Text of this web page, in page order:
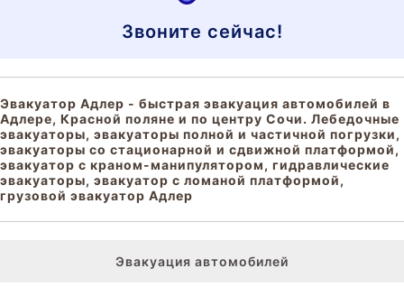
Звоните сейчас!
Эвакуатор Адлер - быстрая эвакуация автомобилей в
Адлере, Красной поляне и по центру Сочи. Лебедочные
эвакуаторы, эвакуаторы полной и частичной погрузки,
эвакуаторы со стационарной и сдвижной платформой,
эвакуатор с краном-манипулятором, гидравлические
эвакуаторы, эвакуатор с ломаной платформой,
грузовой эвакуатор Адлер
Эвакуация автомобилей